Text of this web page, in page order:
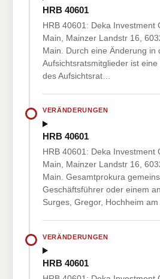
HRB 40601
HRB 40601: Deka Investment
Main, Mainzer Landstr 16,
Main. Durch eine Änderung in
Aufsichtsratsmitglieder ist
des Aufsichtsrat…
VERÄNDERUNGEN
HRB 40601
HRB 40601: Deka Investment
Main, Mainzer Landstr 16,
Main. Gesamtprokura
Geschäftsführer oder einem
Surges, Gregor, Hochheim
VERÄNDERUNGEN
HRB 40601